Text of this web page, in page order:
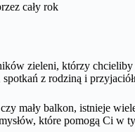
cały rok
zieleni, którzy
z rodziną i
mały balkon, istnieje
które pomogą Ci w